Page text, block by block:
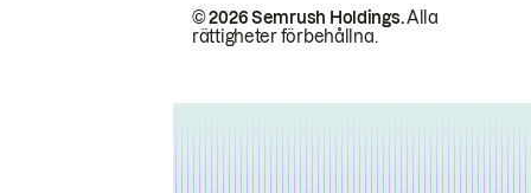
© 2026 Semrush Holdings.Alla
rättigheter förbehållna.